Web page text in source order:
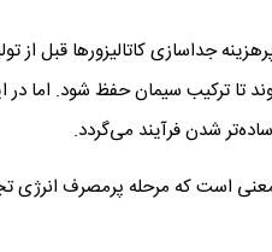
جداسازی کاتالیزورها قبل
تا ترکیب سیمان حفظ شود. اما
شدن فرآیند می‌گردد.
است که مرحله پرمصرف انرژی